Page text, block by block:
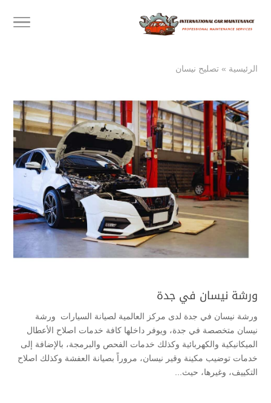
الرئيسية » تصليح نيسان
ورشة نيسان في جدة
ورشة نيسان في جدة لدى مركز العالمية لصيانة السيارات ورشة
نيسان متخصصة في جدة، ويوفر داخلها كافة خدمات اصلاح الأعطال
الميكانيكية والكهربائية وكذلك خدمات الفحص والبرمجة، بالإضافة إلى
خدمات توضيب مكينة وقير نيسان، مروراً بصيانة العفشة وكذلك اصلاح
التكييف، وغيرها، حيث...